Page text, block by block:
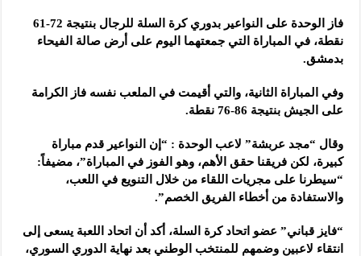
فاز الوحدة على النواعير بدوري كرة السلة للرجال بنتيجة 72-61
نقطة، في المباراة التي جمعتهما اليوم على أرض صالة الفيحاء
بدمشق.
وفي المباراة الثانية، والتي أقيمت في الملعب نفسه فاز الكرامة
على الجيش بنتيجة 86-76 نقطة.
وقال “مجد عربشة” لاعب الوحدة : “إن النواعير قدم مباراة
كبيرة، لكن فريقنا حقق الأهم، وهو الفوز في المباراة”، مضيفاً:
“سيطرنا على مجريات اللقاء من خلال التنويع في اللعب،
والاستفادة من أخطاء الفريق الخصم”.
“فايز قباني” عضو اتحاد كرة السلة، أكد أن اتحاد اللعبة يسعى إلى
انتقاء لاعبين وضمهم للمنتخب الوطني بعد نهاية الدوري السوري،